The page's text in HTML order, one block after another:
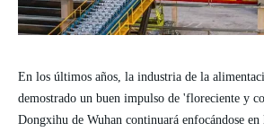
En los últimos años, la industria de la
demostrado un buen impulso de 'floreciente y
Dongxihu de Wuhan continuará enfocándose